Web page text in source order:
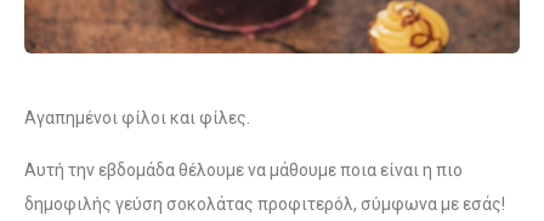
Αγαπημένοι φίλοι και φίλες.
Αυτή την εβδομάδα θέλουμε να μάθουμε ποια είναι η πιο
δημοφιλής γεύση σοκολάτας προφιτερόλ, σύμφωνα με εσάς!